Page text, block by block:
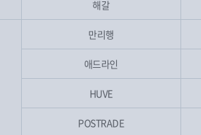
해갈
만리행
애드라인
HUVE
POSTRADE